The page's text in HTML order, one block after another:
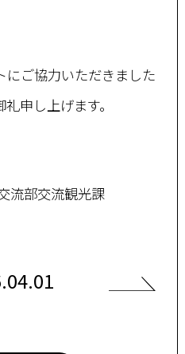
にご協力いただきました
申し上げます。
部交流観光課